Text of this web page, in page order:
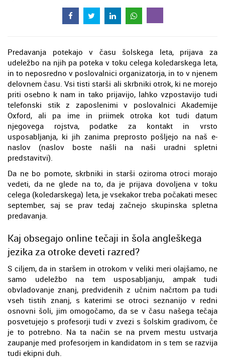
Predavanja potekajo v času šolskega leta, prijava za
udeležbo na njih pa poteka v toku celega koledarskega leta,
in to neposredno v poslovalnici organizatorja, in to v njenem
delovnem času. Vsi tisti starši ali skrbniki otrok, ki ne morejo
priti osebno k nam in tako prijavijo, lahko vzpostavijo tudi
telefonski stik z zaposlenimi v poslovalnici Akademije
Oxford, ali pa ime in priimek otroka kot tudi datum
njegovega rojstva, podatke za kontakt in vrsto
usposabljanja, ki jih zanima preprosto pošljejo na naš e-
naslov (naslov boste našli na naši uradni spletni
predstavitvi).
Da ne bo pomote, skrbniki in starši oziroma otroci morajo
vedeti, da ne glede na to, da je prijava dovoljena v toku
celega (koledarskega) leta, je vsekakor treba počakati mesec
september, saj se prav tedaj začnejo skupinska spletna
predavanja.
Kaj obsegajo online tečaji in šola angleškega
jezika za otroke deveti razred?
S ciljem, da in staršem in otrokom v veliki meri olajšamo, ne
samo udeležbo na tem usposabljanju, ampak tudi
obvladovanje znanj, predvidenih z učnim načrtom pa tudi
vseh tistih znanj, s katerimi se otroci seznanijo v redni
osnovni šoli, jim omogočamo, da se v času našega tečaja
posvetujejo s profesorji tudi v zvezi s šolskim gradivom, če
je to potrebno. Na ta način se na prvem mestu ustvarja
zaupanje med profesorjem in kandidatom in s tem se razvija
tudi ekipni duh.